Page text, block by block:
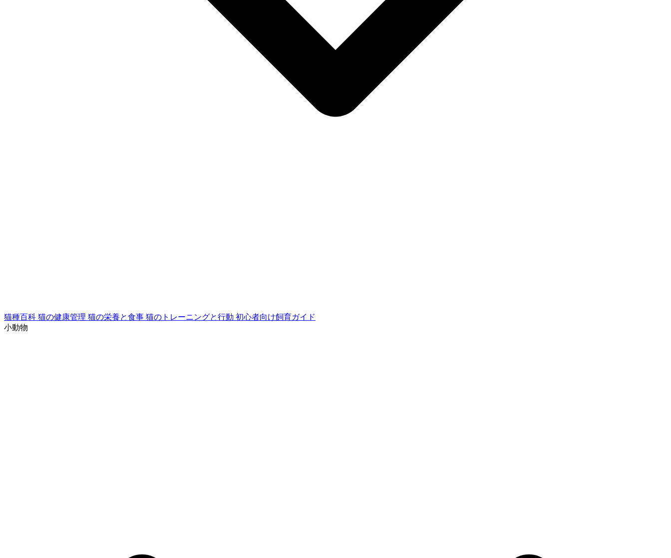
猫種百科 猫の健康管理 猫の栄養と食事 猫のトレーニングと行動 初心者向け飼育ガイド
小動物